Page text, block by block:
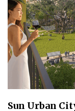
Sun Urban